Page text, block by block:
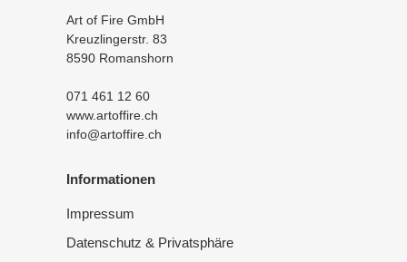
Art of Fire GmbH
Kreuzlingerstr. 83
8590 Romanshorn
071 461 12 60
www.artoffire.ch
info@artoffire.ch
Informationen
Impressum
Datenschutz & Privatsphäre